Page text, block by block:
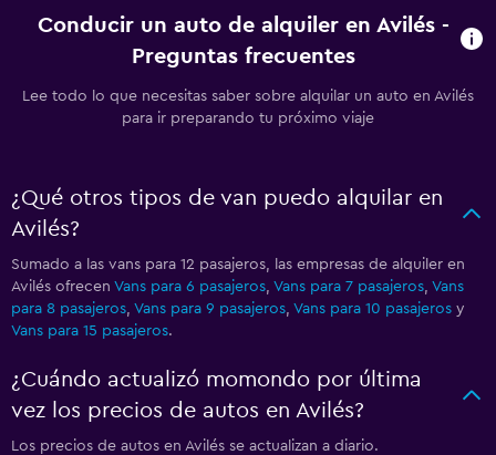
Conducir un auto de alquiler en Avilés -
Preguntas frecuentes
Lee todo lo que necesitas saber sobre alquilar un auto en Avilés
para ir preparando tu próximo viaje
¿Qué otros tipos de van puedo alquilar en
Avilés?
Sumado a las vans para 12 pasajeros, las empresas de alquiler en
Avilés ofrecen Vans para 6 pasajeros, Vans para 7 pasajeros, Vans
para 8 pasajeros, Vans para 9 pasajeros, Vans para 10 pasajeros y
Vans para 15 pasajeros.
¿Cuándo actualizó momondo por última
vez los precios de autos en Avilés?
Los precios de autos en Avilés se actualizan a diario.